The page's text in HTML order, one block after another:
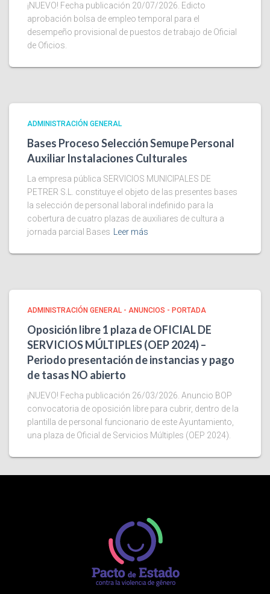
¡NUEVO! Fecha publicación 20/07/2026. Edicto
aprobación bolsa de empleo temporal para el
desempeño provisional de puestos de trabajo de Oficial
de Oficios.
ADMINISTRACIÓN GENERAL
Bases Proceso Selección Semupe Personal
Auxiliar Instalaciones Culturales
La empresa pública SERVICIOS MUNICIPALES DE
PETRER S.L. constituye el objeto de las presentes bases
la selección de personal laboral indefinido para la
cobertura de cuatro plazas de auxiliares de cultura a
jornada parcial Bases Leer más
ADMINISTRACIÓN GENERAL - ANUNCIOS - PORTADA
Oposición libre 1 plaza de OFICIAL DE
SERVICIOS MÚLTIPLES (OEP 2024) –
Periodo presentación de instancias y pago
de tasas NO abierto
¡NUEVO! Fecha publicación 26/03/2026. Anuncio BOP
convocatoria de oposición libre para cubrir, dentro de la
plantilla de personal funcionario de este Ayuntamiento,
una plaza de Oficial de Servicios Múltiples (OEP 2024).